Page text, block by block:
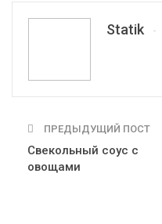
Statik
ПРЕДЫДУЩИЙ ПОСТ
Свекольный соус с
овощами